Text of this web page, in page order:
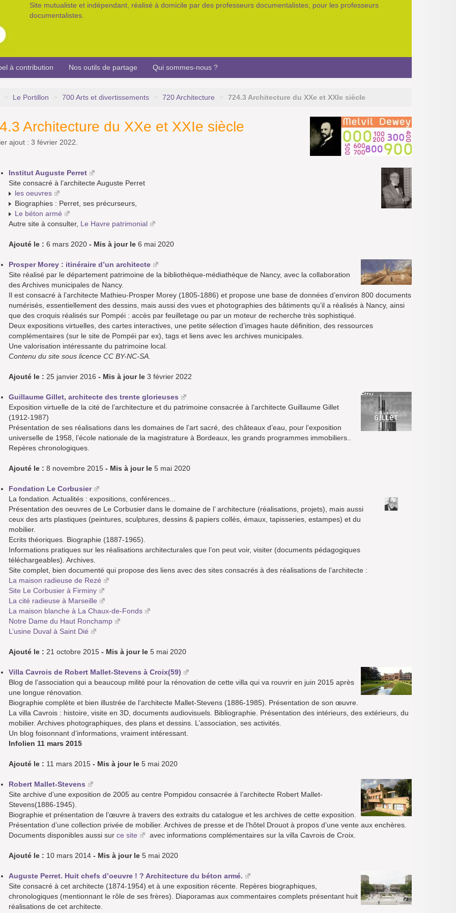
Site mutualiste et indépendant, réalisé à domicile par des professeurs documentalistes, pour les professeurs
documentalistes.
à contribution Nos outils de partage Qui sommes-nous ?
> Le Portillon > 700 Arts et divertissements > 720 Architecture > 724.3 Architecture du XXe et XXIe siècle
Architecture du XXe et XXIe siècle
ajout : 3 février 2022.
Institut Auguste Perret
Site consacré à l’architecte Auguste Perret
les oeuvres
Biographies : Perret, ses précurseurs,
Le béton armé
Autre site à consulter, Le Havre patrimonial
Ajouté le : 6 mars 2020 - Mis à jour le 6 mai 2020
Prosper Morey : itinéraire d’un architecte
Site réalisé par le département patrimoine de la bibliothèque-médiathèque de Nancy, avec la collaboration
des Archives municipales de Nancy.
Il est consacré à l’architecte Mathieu-Prosper Morey (1805-1886) et propose une base de données d’environ 800 documents
numérisés, essentiellement des dessins, mais aussi des vues et photographies des bâtiments qu’il a réalisés à Nancy, ainsi
que des croquis réalisés sur Pompéi : accès par feuilletage ou par un moteur de recherche très sophistiqué.
Deux expositions virtuelles, des cartes interactives, une petite sélection d’images haute définition, des ressources
complémentaires (sur le site de Pompéi par ex), tags et liens avec les archives municipales.
Une valorisation intéressante du patrimoine local.
Contenu du site sous licence CC BY-NC-SA.
Ajouté le : 25 janvier 2016 - Mis à jour le 3 février 2022
Guillaume Gillet, architecte des trente glorieuses
Exposition virtuelle de la cité de l’architecture et du patrimoine consacrée à l’architecte Guillaume Gillet
(1912-1987)
Présentation de ses réalisations dans les domaines de l’art sacré, des châteaux d’eau, pour l’exposition
universelle de 1958, l’école nationale de la magistrature à Bordeaux, les grands programmes immobiliers..
Repères chronologiques.
Ajouté le : 8 novembre 2015 - Mis à jour le 5 mai 2020
Fondation Le Corbusier
La fondation. Actualités : expositions, conférences...
Présentation des oeuvres de Le Corbusier dans le domaine de l’ architecture (réalisations, projets), mais aussi
ceux des arts plastiques (peintures, sculptures, dessins & papiers collés, émaux, tapisseries, estampes) et du
mobilier.
Ecrits théoriques. Biographie (1887-1965).
Informations pratiques sur les réalisations architecturales que l’on peut voir, visiter (documents pédagogiques
téléchargeables). Archives.
Site complet, bien documenté qui propose des liens avec des sites consacrés à des réalisations de l’architecte :
La maison radieuse de Rezé
Site Le Corbusier à Firminy
La cité radieuse à Marseille
La maison blanche à La Chaux-de-Fonds
Notre Dame du Haut Ronchamp
L’usine Duval à Saint Dié
Ajouté le : 21 octobre 2015 - Mis à jour le 5 mai 2020
Villa Cavrois de Robert Mallet-Stevens à Croix(59)
Blog de l’association qui a beaucoup milité pour la rénovation de cette villa qui va rouvrir en juin 2015 après
une longue rénovation.
Biographie complète et bien illustrée de l’architecte Mallet-Stevens (1886-1985). Présentation de son œuvre.
La villa Cavrois : histoire, visite en 3D, documents audiovisuels. Bibliographie. Présentation des intérieurs, des extérieurs, du
mobilier. Archives photographiques, des plans et dessins. L’association, ses activités.
Un blog foisonnant d’informations, vraiment intéressant.
Infolien 11 mars 2015
Ajouté le : 11 mars 2015 - Mis à jour le 5 mai 2020
Robert Mallet-Stevens
Site archive d’une exposition de 2005 au centre Pompidou consacrée à l’architecte Robert Mallet-
Stevens(1886-1945).
Biographie et présentation de l’œuvre à travers des extraits du catalogue et les archives de cette exposition.
Présentation d’une collection privée de mobilier. Archives de presse et de l’hôtel Drouot à propos d’une vente aux enchères.
Documents disponibles aussi sur ce site avec informations complémentaires sur la villa Cavrois de Croix.
Ajouté le : 10 mars 2014 - Mis à jour le 5 mai 2020
Auguste Perret. Huit chefs d’oeuvre ! ? Architecture du béton armé.
Site consacré à cet architecte (1874-1954) et à une exposition récente. Repères biographiques,
chronologiques (mentionnant le rôle de ses frères). Diaporamas aux commentaires complets présentant huit
réalisations de cet architecte.